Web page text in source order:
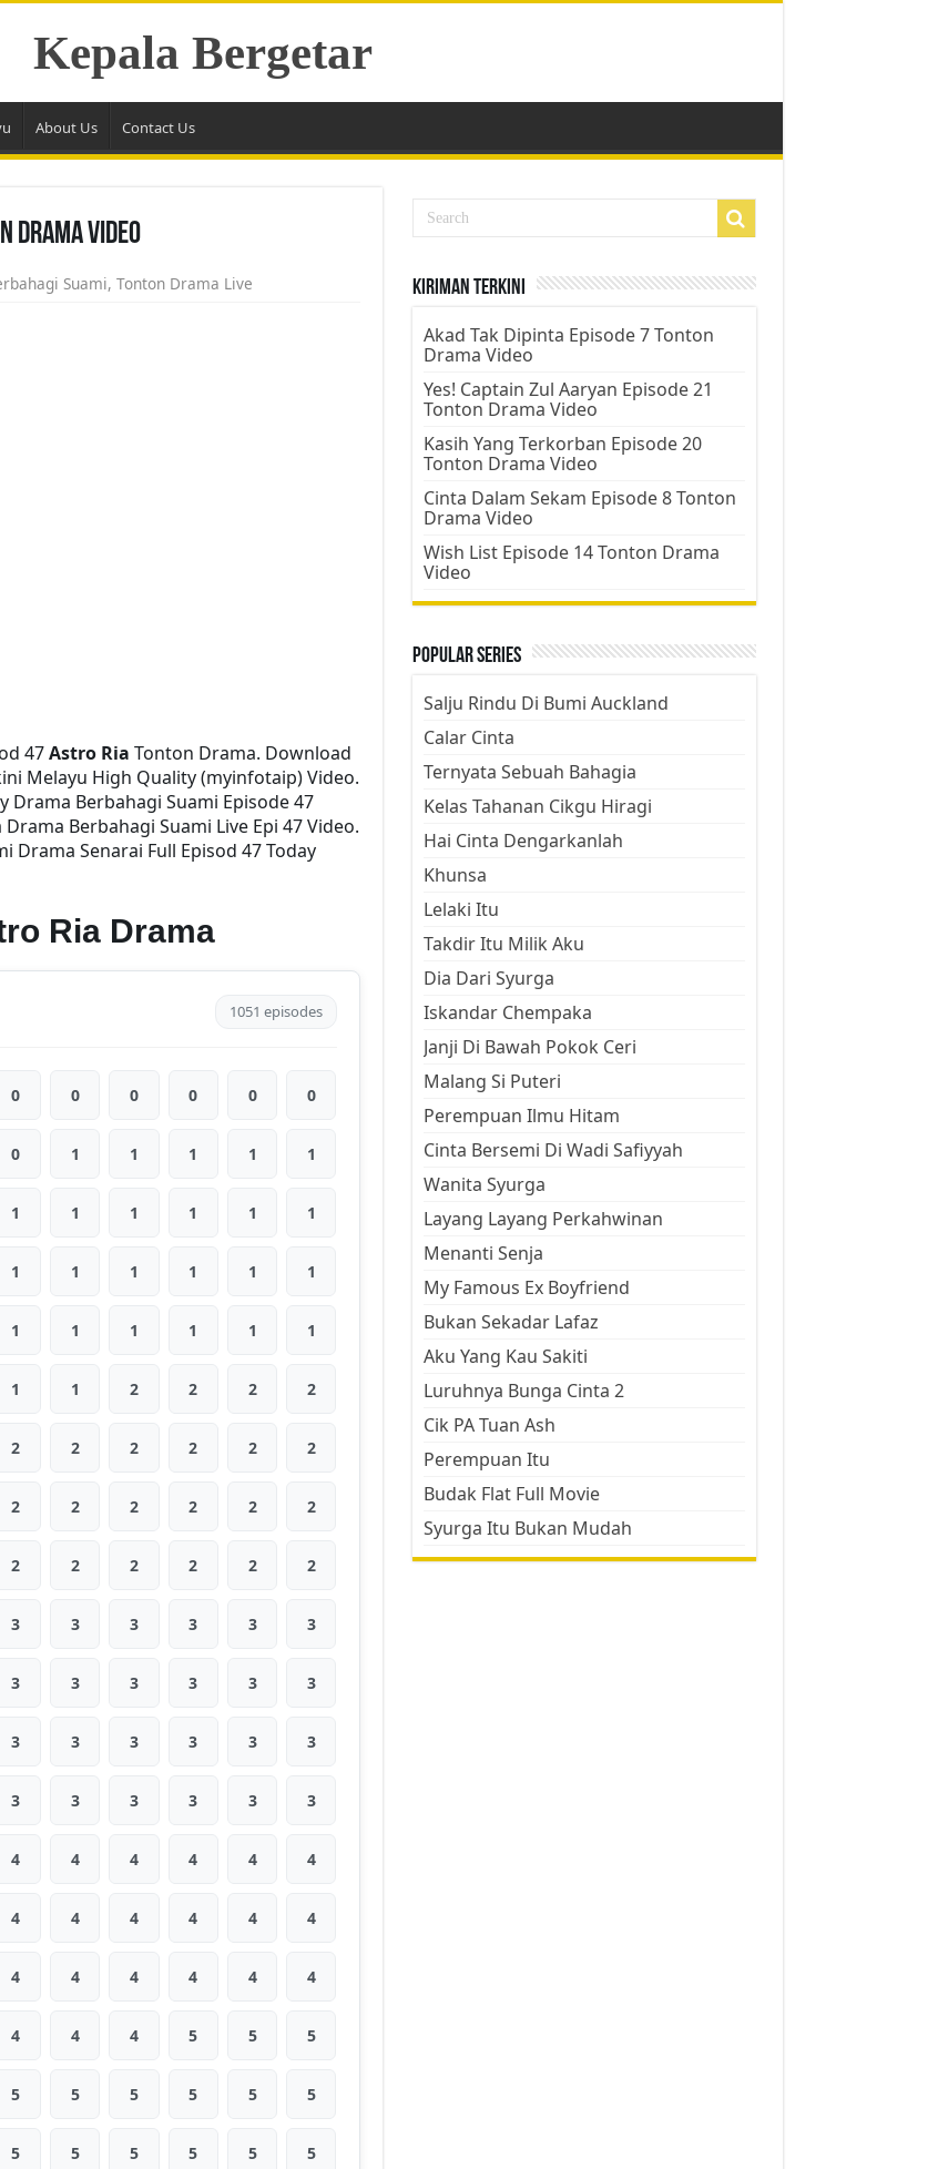
Kepala Bergetar
About Us Contact Us
Drama Video
Suami, Tonton Drama Live
47Astro Ria Tonton Drama. Download
Melayu High Quality (myinfotaip) Video.
Drama Berbahagi Suami Episode 47
Berbahagi Suami Live Epi 47 Video.
Drama Senarai Full Episod 47 Today
Ria Drama
1051 episodes
0 0 0 0 0 0
0 1 1 1 1 1
1 1 1 1 1 1
1 1 1 1 1 1
1 1 1 1 1 1
1 1 2 2 2 2
2 2 2 2 2 2
2 2 2 2 2 2
2 2 2 2 2 2
3 3 3 3 3 3
3 3 3 3 3 3
3 3 3 3 3 3
3 3 3 3 3 3
4 4 4 4 4 4
4 4 4 4 4 4
4 4 4 4 4 4
4 4 4 5 5 5
5 5 5 5 5 5
5 5 5 5 5 5
Kiriman Terkini
Akad Tak Dipinta Episode 7 Tonton
Drama Video
Yes! Captain Zul Aaryan Episode 21
Tonton Drama Video
Kasih Yang Terkorban Episode 20
Tonton Drama Video
Cinta Dalam Sekam Episode 8 Tonton
Drama Video
Wish List Episode 14 Tonton Drama
Video
Popular Series
Salju Rindu Di Bumi Auckland
Calar Cinta
Ternyata Sebuah Bahagia
Kelas Tahanan Cikgu Hiragi
Hai Cinta Dengarkanlah
Khunsa
Lelaki Itu
Takdir Itu Milik Aku
Dia Dari Syurga
Iskandar Chempaka
Janji Di Bawah Pokok Ceri
Malang Si Puteri
Perempuan Ilmu Hitam
Cinta Bersemi Di Wadi Safiyyah
Wanita Syurga
Layang Layang Perkahwinan
Menanti Senja
My Famous Ex Boyfriend
Bukan Sekadar Lafaz
Aku Yang Kau Sakiti
Luruhnya Bunga Cinta 2
Cik PA Tuan Ash
Perempuan Itu
Budak Flat Full Movie
Syurga Itu Bukan Mudah